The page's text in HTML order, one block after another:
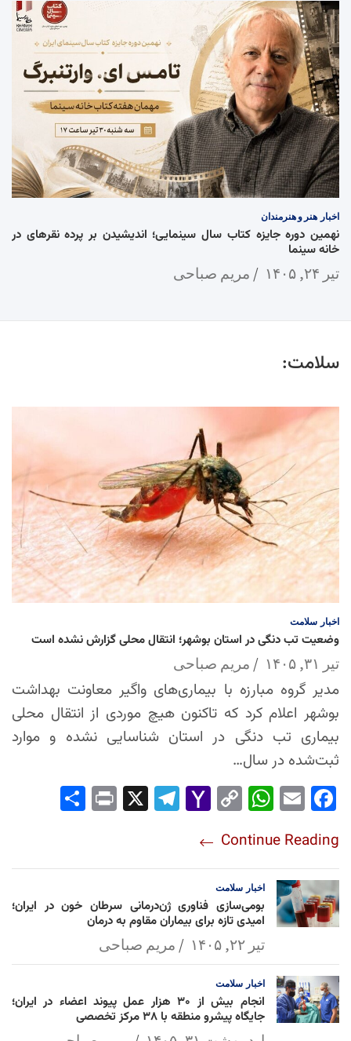
اخبار هنر و هنرمندان
نهمین دوره جایزه کتاب سال سینمایی؛ اندیشیدن بر پرده نقرهای در
خانه سینما
تیر ۲۴, ۱۴۰۵ مریم صباحی
سلامت:
اخبار سلامت
وضعیت تب دنگی در استان بوشهر؛ انتقال محلی گزارش نشده است
تیر ۳۱, ۱۴۰۵ مریم صباحی
مدیر گروه مبارزه با بیماری‌های واگیر معاونت بهداشت
بوشهر اعلام کرد که تاکنون هیچ موردی از انتقال محلی
بیماری تب دنگی در استان شناسایی نشده و موارد
ثبت‌شده در سال…
Fac
ok
Em
Wh
Ap
p
Co
Lin
k
Yah
l
Tel
Pri
Continue Reading
اخبار سلامت
بومی‌سازی فناوری ژن‌درمانی سرطان خون در ایران؛
امیدی تازه برای بیماران مقاوم به درمان
تیر ۲۲, ۱۴۰۵ مریم صباحی
اخبار سلامت
انجام بیش از ۳۰ هزار عمل پیوند اعضاء در ایران؛
جایگاه پیشرو منطقه با ۳۸ مرکز تخصصی